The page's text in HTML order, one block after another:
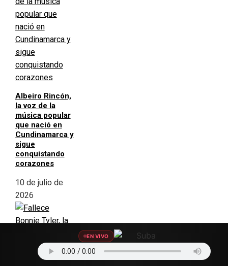
Albeiro Rincón,
la voz de la
música popular
que nació en
Cundinamarca y
sigue
conquistando
corazones
10 de julio de
2026
EN VIVO